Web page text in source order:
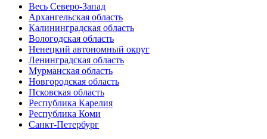
Весь Северо-Запад
Архангельская область
Калининградская область
Вологодская область
Ненецкий автономный округ
Ленинградская область
Мурманская область
Новгородская область
Псковская область
Республика Карелия
Республика Коми
Санкт-Петербург